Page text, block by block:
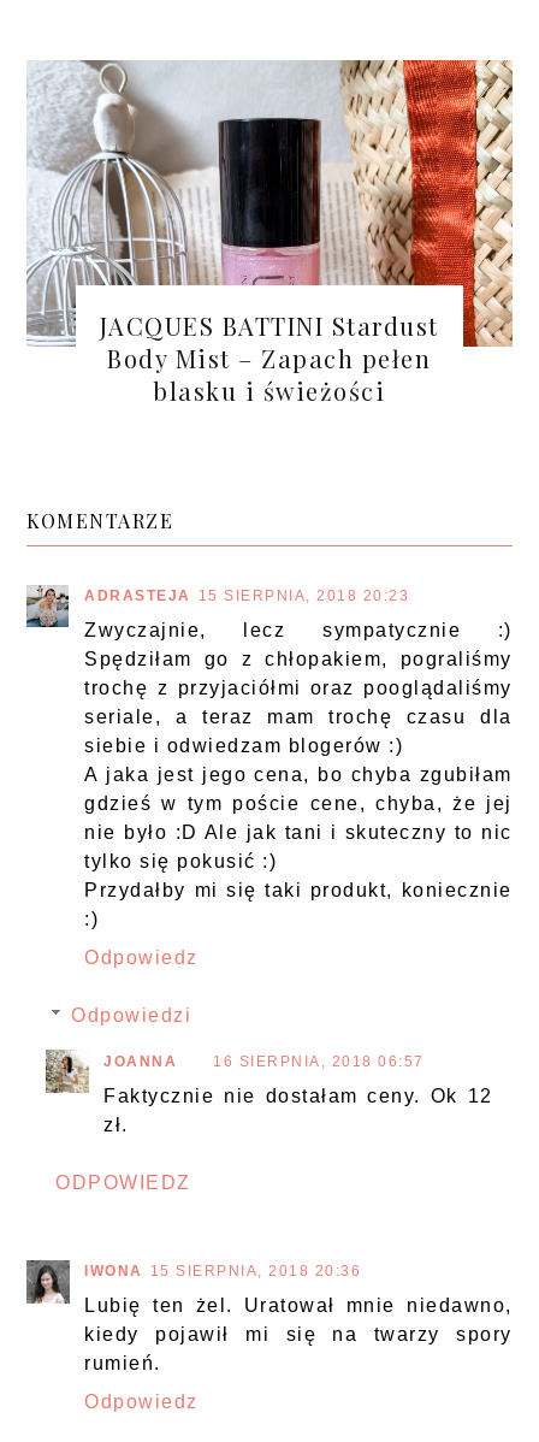
JACQUES BATTINI Stardust
Body Mist – Zapach pełen
blasku i świeżości
KOMENTARZE
ADRASTEJA 15 SIERPNIA, 2018 20:23
Zwyczajnie, lecz sympatycznie :)
Spędziłam go z chłopakiem, pograliśmy
trochę z przyjaciółmi oraz pooglądaliśmy
seriale, a teraz mam trochę czasu dla
siebie i odwiedzam blogerów :)
A jaka jest jego cena, bo chyba zgubiłam
gdzieś w tym poście cene, chyba, że jej
nie było :D Ale jak tani i skuteczny to nic
tylko się pokusić :)
Przydałby mi się taki produkt, koniecznie
:)
Odpowiedz
Odpowiedzi
JOANNA 16 SIERPNIA, 2018 06:57
Faktycznie nie dostałam ceny. Ok 12
zł.
ODPOWIEDZ
IWONA 15 SIERPNIA, 2018 20:36
Lubię ten żel. Uratował mnie niedawno,
kiedy pojawił mi się na twarzy spory
rumień.
Odpowiedz